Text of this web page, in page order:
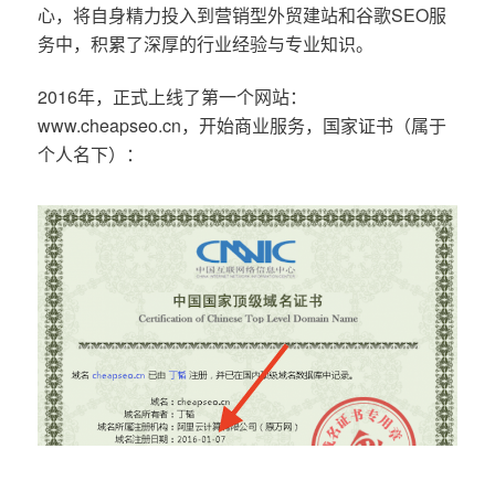
心，将自身精力投入到营销型外贸建站和谷歌SEO服
务中，积累了深厚的行业经验与专业知识。
2016年，正式上线了第一个网站：
www.cheapseo.cn，开始商业服务，国家证书（属于
个人名下）：